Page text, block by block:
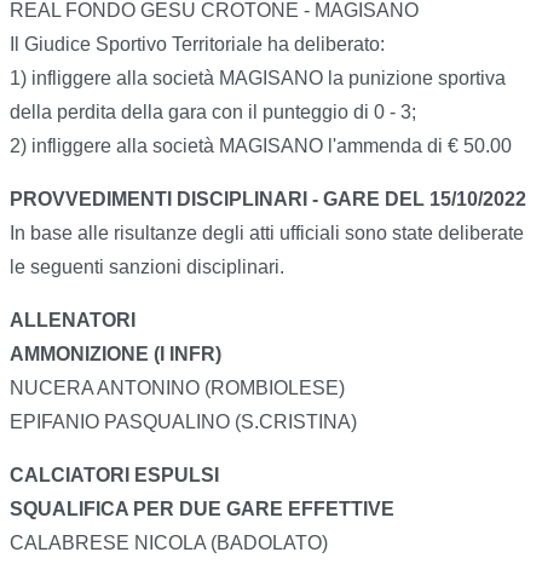
REAL FONDO GESU CROTONE - MAGISANO
Il Giudice Sportivo Territoriale ha deliberato:
1) infliggere alla società MAGISANO la punizione sportiva
della perdita della gara con il punteggio di 0 - 3;
2) infliggere alla società MAGISANO l'ammenda di € 50.00
PROVVEDIMENTI DISCIPLINARI - GARE DEL 15/10/2022
In base alle risultanze degli atti ufficiali sono state deliberate
le seguenti sanzioni disciplinari.
ALLENATORI
AMMONIZIONE (I INFR)
NUCERA ANTONINO (ROMBIOLESE)
EPIFANIO PASQUALINO (S.CRISTINA)
CALCIATORI ESPULSI
SQUALIFICA PER DUE GARE EFFETTIVE
CALABRESE NICOLA (BADOLATO)